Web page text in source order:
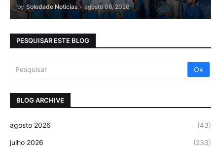
by Soledade Noticias - agosto 06, 2026
PESQUISAR ESTE BLOG
BLOG ARCHIVE
agosto 2026 (43)
julho 2026 (233)